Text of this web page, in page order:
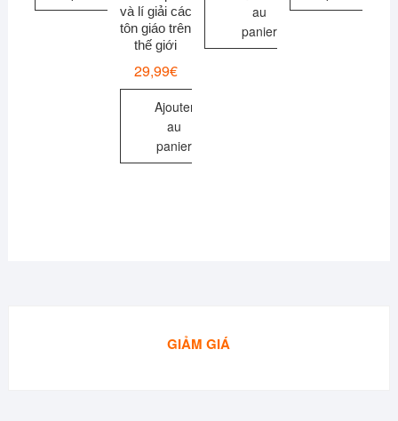
và lí giải các
tôn giáo trên
thế giới
29,99€
Ajouter
au
panier
au
panier
GIẢM GIÁ